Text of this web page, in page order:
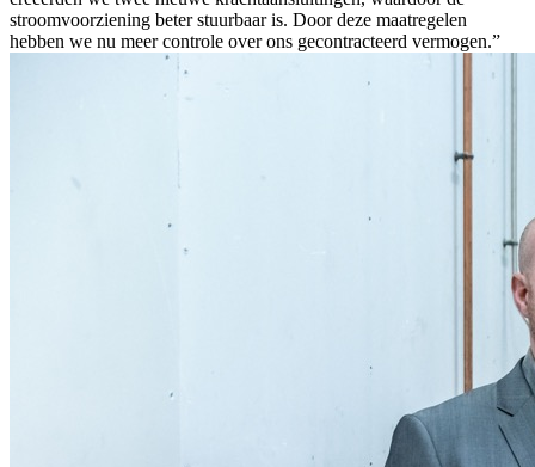
stroomvoorziening beter stuurbaar is. Door deze maatregelen
hebben we nu meer controle over ons gecontracteerd vermogen.”